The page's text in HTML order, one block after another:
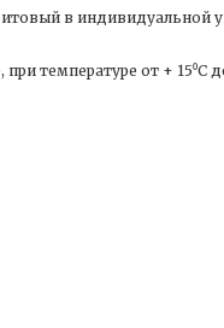
в индивидуальной
температуре от + 15⁰С